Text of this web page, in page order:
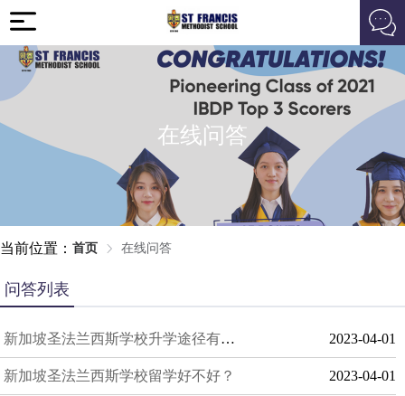
在线问答
当前位置： 首页 在线问答
问答列表
新加坡圣法兰西斯学校升学途径有哪些？ 2023-04-01
新加坡圣法兰西斯学校留学好不好？ 2023-04-01